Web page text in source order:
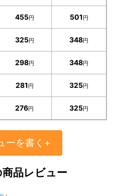
455円 501円
325円 348円
298円 348円
281円 325円
276円 325円
ーを書く+
品レビュー